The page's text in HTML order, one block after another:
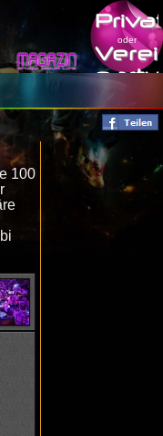
oder
100